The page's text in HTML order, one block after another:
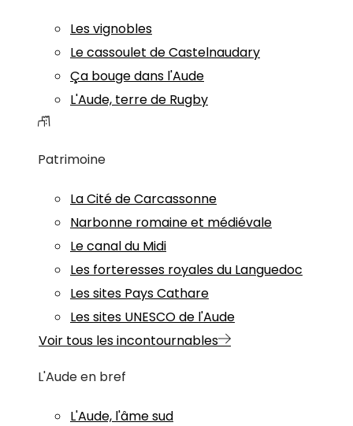
Les vignobles
Le cassoulet de Castelnaudary
Ça bouge dans l'Aude
L'Aude, terre de Rugby
Patrimoine
La Cité de Carcassonne
Narbonne romaine et médiévale
Le canal du Midi
Les forteresses royales du Languedoc
Les sites Pays Cathare
Les sites UNESCO de l'Aude
Voir tous les incontournables
L'Aude en bref
L'Aude, l'âme sud